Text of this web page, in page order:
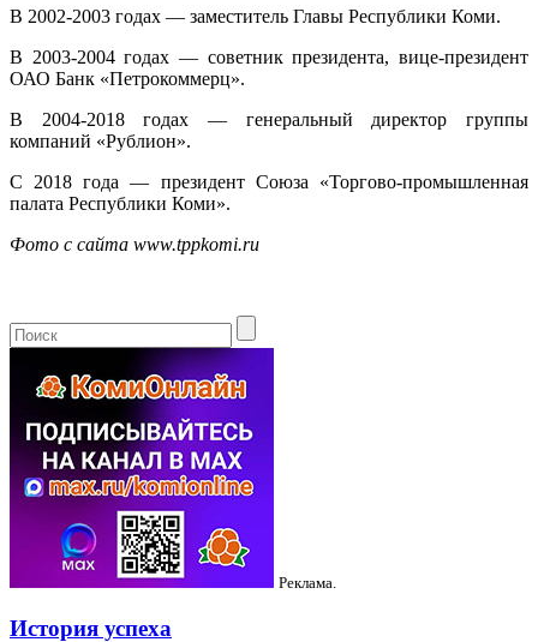
В 2002-2003 годах — заместитель Главы Республики Коми.
В 2003-2004 годах — советник президента, вице-президент
ОАО Банк «Петрокоммерц».
В 2004-2018 годах — генеральный директор группы
компаний «Рублион».
С 2018 года — президент Союза «Торгово-промышленная
палата Республики Коми».
Фото с сайта www.tppkomi.ru
Реклама.
История успеха